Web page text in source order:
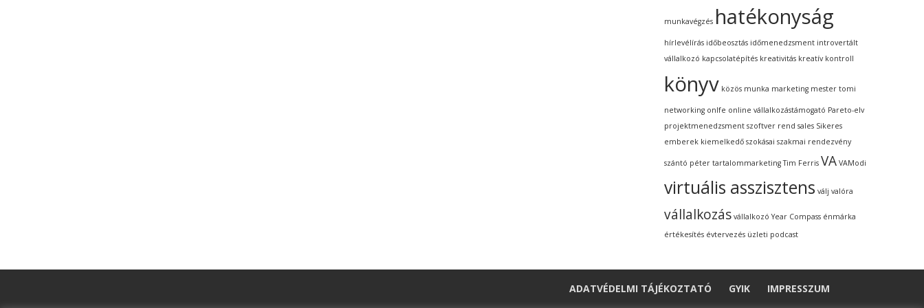
munkavégzés hatékonyság
hírlevélírás időbeosztás időmenedzsment introvertált
vállalkozó kapcsolatépítés kreativitás kreatív kontroll
könyv közös munka marketing mester tomi
networking onlfe online vállalkozástámogató Pareto-elv
projektmenedzsment szoftver rend sales Sikeres
emberek kiemelkedő szokásai szakmai rendezvény
szántó péter tartalommarketing Tim Ferris VA VAModi
virtuális asszisztens válj valóra
vállalkozás vállalkozó Year Compass énmárka
értékesítés évtervezés üzleti podcast
ADATVÉDELMI TÁJÉKOZTATÓ GYIK IMPRESSZUM